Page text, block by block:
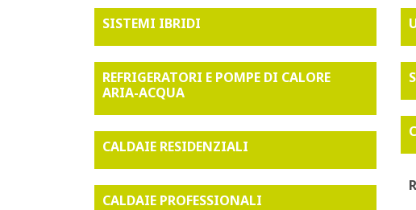
SISTEMI IBRIDI
REFRIGERATORI E POMPE DI CALORE
ARIA-ACQUA
CALDAIE RESIDENZIALI
CALDAIE PROFESSIONALI